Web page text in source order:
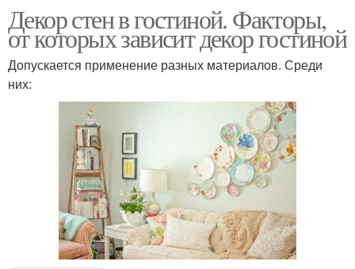
Декор стен в гостиной. Факторы,
от которых зависит декор гостиной
Допускается применение разных материалов. Среди
них: